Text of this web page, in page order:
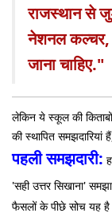
राजस्थान से
नेशनल कल्चर,
जाना चाहिए."
लेकिन ये स्कूल की किताबों
की स्थापित
पहली समझदारी:
'सही उत्तर सिखाना'
फैसलों के पीछे सोच यह